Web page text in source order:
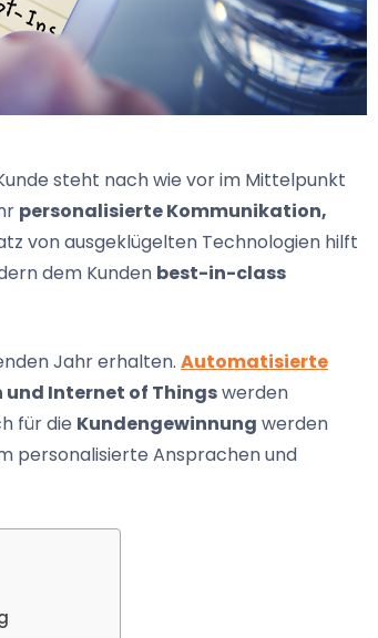
steht nach wie vor im Mittelpunkt
personalisierte Kommunikation,
von ausgeklügelten Technologien hilft
dem Kunden best-in-class
Jahr erhalten. Automatisierte
und Internet of Thingswerden
für die Kundengewinnung werden
personalisierte Ansprachen und